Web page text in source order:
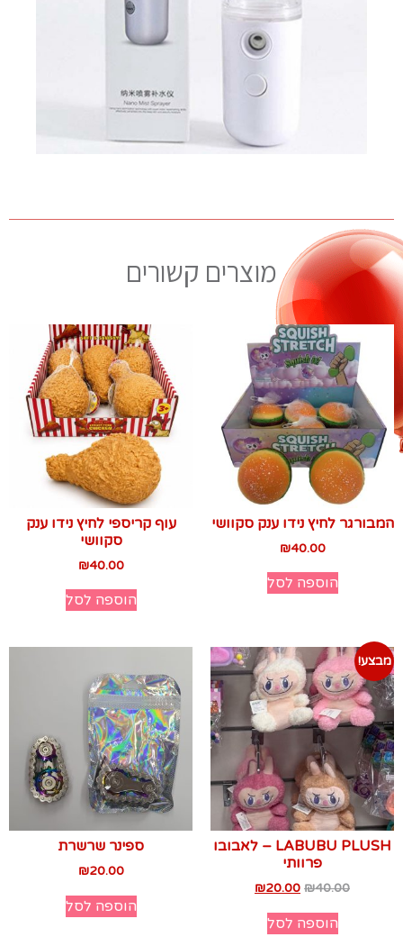
מוצרים קשורים
המבורגר לחיץ נידו ענק סקוושי
₪40.00
הוספה לסל
עוף קריספי לחיץ נידו ענק
סקוושי
₪40.00
הוספה לסל
מבצע!
LABUBU PLUSH – לאבובו
פרוותי
₪40.00
₪20.00
הוספה לסל
ספינר שרשרת
₪20.00
הוספה לסל